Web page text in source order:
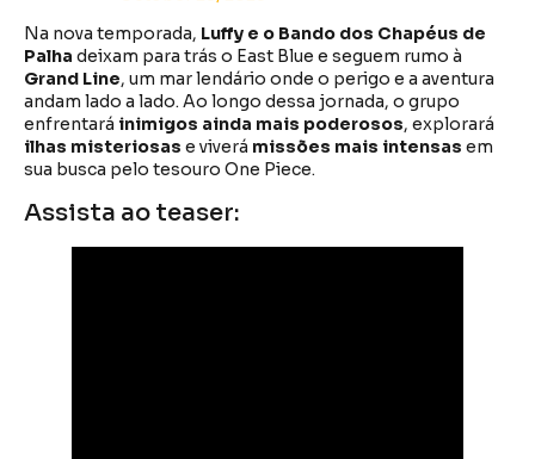
Na nova temporada, Luffy e o Bando dos Chapéus de
Palha deixam para trás o East Blue e seguem rumo à
Grand Line, um mar lendário onde o perigo e a aventura
andam lado a lado. Ao longo dessa jornada, o grupo
enfrentará inimigos ainda mais poderosos, explorará
ilhas misteriosas e viverá missões mais intensas em
sua busca pelo tesouro One Piece.
Assista ao teaser: